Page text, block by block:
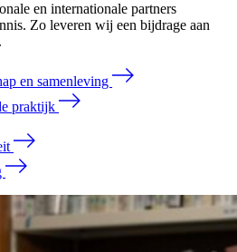
en internationale partners
Zo leveren wij een bijdrage aan
en samenleving
praktijk